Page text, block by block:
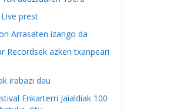
prest
Arrasaten izango da
Recordsek azken txanpeari
irabazi dau
Enkarterri Jaialdiak 100